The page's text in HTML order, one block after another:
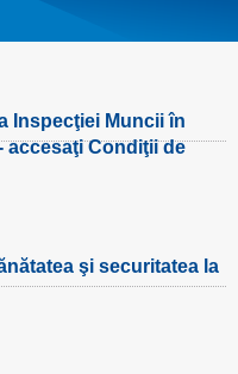
Inspecţiei Muncii în
accesaţi Condiţii de
şi securitatea la